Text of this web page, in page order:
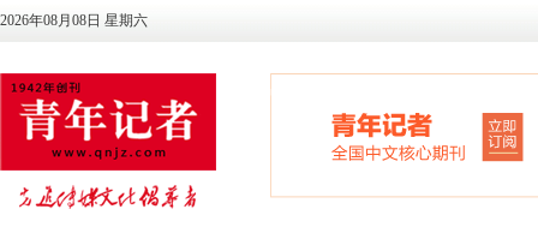
2026年08月08日 星期六